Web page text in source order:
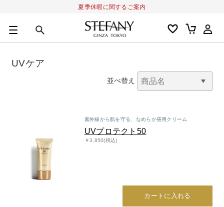
夏季休暇に関するご案内
キーワード
BIVABOO オールインワン
カートの合計金額0円
UVケア
並べ替え
紫外線から肌を守る、なめらか昼用クリーム
UVプロテクト50
￥3,850(税込)
カートに入れる